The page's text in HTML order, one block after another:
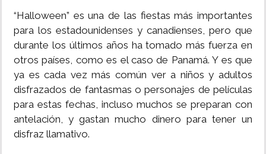
“Halloween” es una de las fiestas más importantes
para los estadounidenses y canadienses, pero que
durante los últimos años ha tomado más fuerza en
otros países, como es el caso de Panamá. Y es que
ya es cada vez más común ver a niños y adultos
disfrazados de fantasmas o personajes de películas
para estas fechas, incluso muchos se preparan con
antelación, y gastan mucho dinero para tener un
disfraz llamativo.